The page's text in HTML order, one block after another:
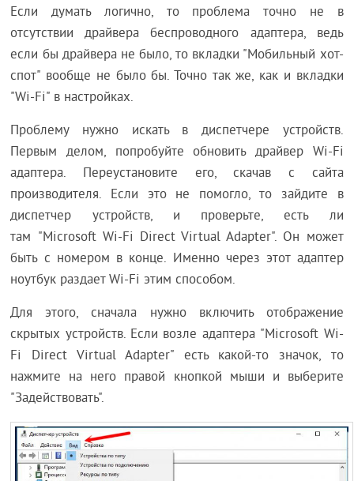
Если думать логично, то проблема точно не в
отсутствии драйвера беспроводного адаптера, ведь
если бы драйвера не было, то вкладки "Мобильный хот-
спот" вообще не было бы. Точно так же, как и вкладки
"Wi-Fi" в настройках.
Проблему нужно искать в диспетчере устройств.
Первым делом, попробуйте обновить драйвер Wi-Fi
адаптера. Переустановите его, скачав с сайта
производителя. Если это не помогло, то зайдите в
диспетчер устройств, и проверьте, есть ли
там "Microsoft Wi-Fi Direct Virtual Adapter". Он может
быть с номером в конце. Именно через этот адаптер
ноутбук раздает Wi-Fi этим способом.
Для этого, сначала нужно включить отображение
скрытых устройств. Если возле адаптера "Microsoft Wi-
Fi Direct Virtual Adapter" есть какой-то значок, то
нажмите на него правой кнопкой мыши и выберите
"Задействовать".